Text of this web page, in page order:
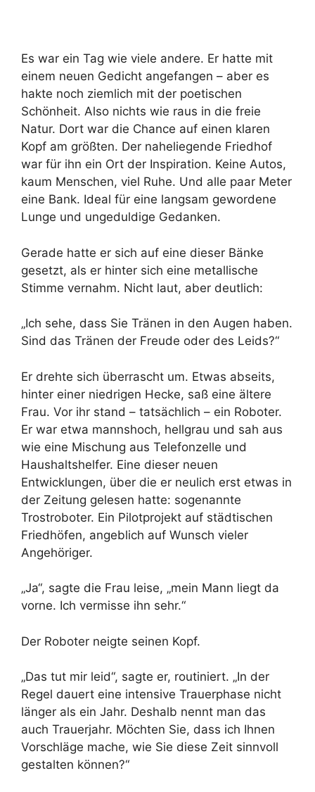
Es war ein Tag wie viele andere. Er hatte mit
einem neuen Gedicht angefangen – aber es
hakte noch ziemlich mit der poetischen
Schönheit. Also nichts wie raus in die freie
Natur. Dort war die Chance auf einen klaren
Kopf am größten. Der naheliegende Friedhof
war für ihn ein Ort der Inspiration. Keine Autos,
kaum Menschen, viel Ruhe. Und alle paar Meter
eine Bank. Ideal für eine langsam gewordene
Lunge und ungeduldige Gedanken.
Gerade hatte er sich auf eine dieser Bänke
gesetzt, als er hinter sich eine metallische
Stimme vernahm. Nicht laut, aber deutlich:
„Ich sehe, dass Sie Tränen in den Augen haben.
Sind das Tränen der Freude oder des Leids?“
Er drehte sich überrascht um. Etwas abseits,
hinter einer niedrigen Hecke, saß eine ältere
Frau. Vor ihr stand – tatsächlich – ein Roboter.
Er war etwa mannshoch, hellgrau und sah aus
wie eine Mischung aus Telefonzelle und
Haushaltshelfer. Eine dieser neuen
Entwicklungen, über die er neulich erst etwas in
der Zeitung gelesen hatte: sogenannte
Trostroboter. Ein Pilotprojekt auf städtischen
Friedhöfen, angeblich auf Wunsch vieler
Angehöriger.
„Ja“, sagte die Frau leise, „mein Mann liegt da
vorne. Ich vermisse ihn sehr.“
Der Roboter neigte seinen Kopf.
„Das tut mir leid“, sagte er, routiniert. „In der
Regel dauert eine intensive Trauerphase nicht
länger als ein Jahr. Deshalb nennt man das
auch Trauerjahr. Möchten Sie, dass ich Ihnen
Vorschläge mache, wie Sie diese Zeit sinnvoll
gestalten können?“